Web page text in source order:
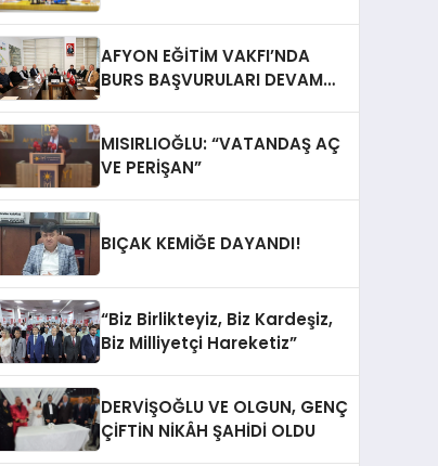
AFYON EĞİTİM VAKFI’NDA
BURS BAŞVURULARI DEVAM
MISIRLIOĞLU: “VATANDAŞ AÇ
VE PERİŞAN”
BIÇAK KEMİĞE DAYANDI!
“Biz Birlikteyiz, Biz Kardeşiz,
Biz Milliyetçi Hareketiz”
DERVİŞOĞLU VE OLGUN, GENÇ
ÇİFTİN NİKÂH ŞAHİDİ OLDU